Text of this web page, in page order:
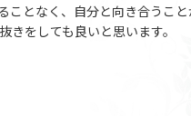
ことなく、自分と向き合うこ
をしても良いと思います。